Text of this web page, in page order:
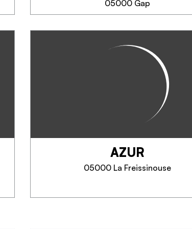
05000 Gap
Premier et unique restaurant de
TELEFONO
AZUR
05000 La Freissinouse